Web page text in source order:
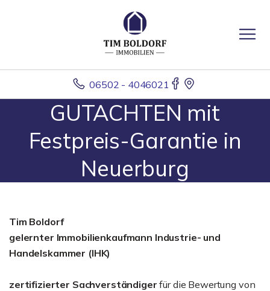
06502 - 4046021
GUTACHTEN mit
Festpreis-Garantie in
Neuerburg
Tim Boldorf
gelernter Immobilienkaufmann Industrie- und
Handelskammer (IHK)
zertifizierter Sachverständiger für die Bewertung von